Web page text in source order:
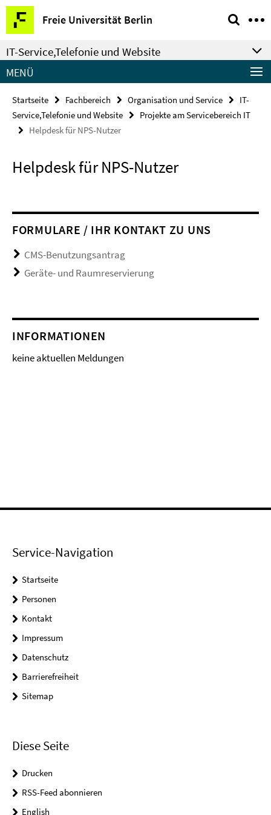
Springe
direkt
zu
Inhalt
Freie Universität Berlin
Service-
Navigation
IT-Service,Telefonie und Website
MENÜ
Startseite Fachbereich Organisation und Service
IT-
Service,Telefonie und Website
Projekte am Servicebereich IT
Helpdesk für NPS-Nutzer
Helpdesk für NPS-Nutzer
FORMULARE / IHR KONTAKT ZU UNS
CMS-Benutzungsantrag
Geräte- und Raumreservierung
INFORMATIONEN
keine aktuellen Meldungen
Service-Navigation
Startseite
Personen
Kontakt
Impressum
Datenschutz
Barrierefreiheit
Sitemap
Diese Seite
Drucken
RSS-Feed abonnieren
English